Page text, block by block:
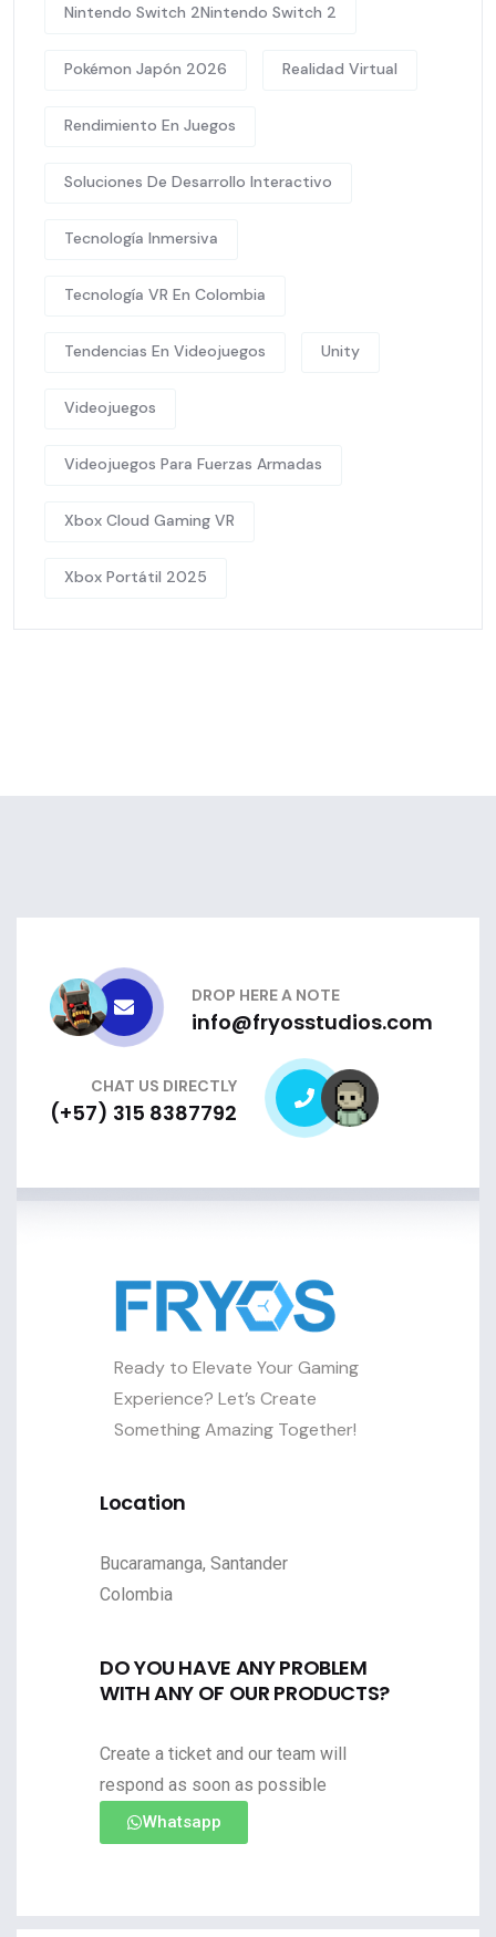
Nintendo Switch 2Nintendo Switch 2
Pokémon Japón 2026 Realidad Virtual
Rendimiento En Juegos
Soluciones De Desarrollo Interactivo
Tecnología Inmersiva
Tecnología VR En Colombia
Tendencias En Videojuegos Unity
Videojuegos
Videojuegos Para Fuerzas Armadas
Xbox Cloud Gaming VR
Xbox Portátil 2025
DROP HERE A NOTE
info@fryosstudios.com
CHAT US DIRECTLY
(+57) 315 8387792
Ready to Elevate Your Gaming
Experience? Let’s Create
Something Amazing Together!
Location
Bucaramanga, Santander
Colombia
DO YOU HAVE ANY PROBLEM
WITH ANY OF OUR PRODUCTS?
Create a ticket and our team will
respond as soon as possible
Whatsapp